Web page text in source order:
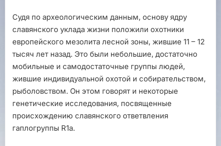
Судя по археологическим данным, основу ядру
славянского уклада жизни положили охотники
европейского мезолита лесной зоны, жившие 11 – 12
тысяч лет назад. Это были небольшие, достаточно
мобильные и самодостаточные группы людей,
жившие индивидуальной охотой и собирательством,
рыболовством. Он этом говорят и некоторые
генетические исследования, посвященные
происхождению славянского ответвления
гаплогруппы R1a.